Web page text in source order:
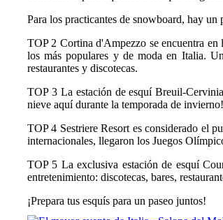
Para los practicantes de snowboard, hay
TOP 2 Cortina d'Ampezzo se encuentra en
los más populares y de moda en Italia.
restaurantes y discotecas.
TOP 3 La estación de esquí Breuil-
nieve aquí durante la temporada de invierno!
TOP 4 Sestriere Resort es considerado el
internacionales, llegaron los Juegos
TOP 5 La exclusiva estación de esquí
entretenimiento: discotecas, bares,
¡Prepara tus esquís para un paseo juntos!